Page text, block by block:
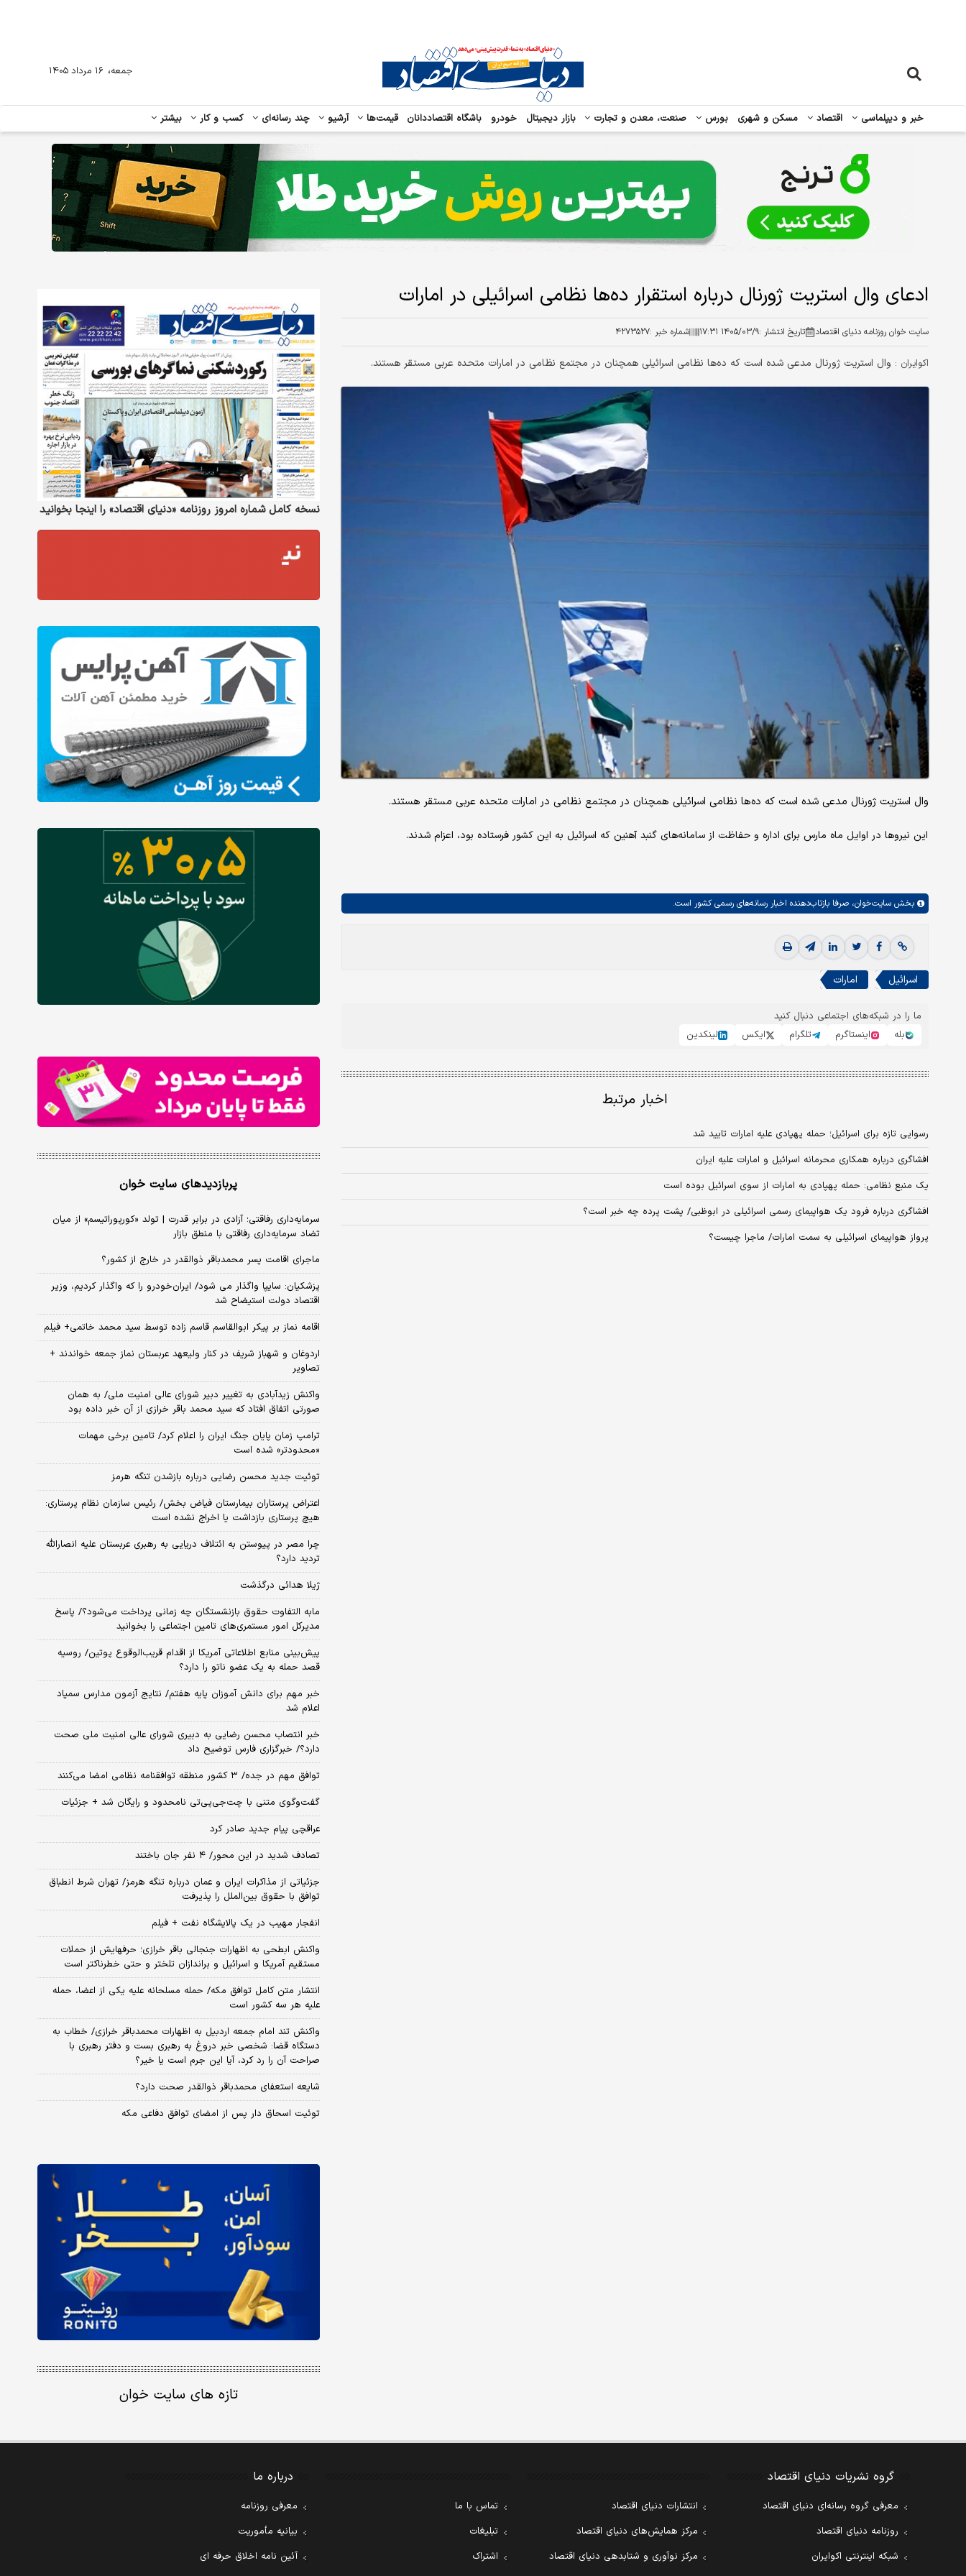
خبر و دیپلماسی اقتصاد مسکن و شهری بورس صنعت، معدن و تجارت بازار دیجیتال خودرو باشگاه اقتصاددانان قیمت‌ها آرشیو چند رسانه‌ای کسب و کار بیشتر
جمعه، ۱۶ مرداد ۱۴۰۵
ادعای وال استریت ژورنال درباره استقرار ده‌ها نظامی اسرائیلی در امارات
سایت خوان روزنامه دنیای اقتصاد تاریخ انتشار :۱۴۰۵/۰۳/۹ ۱۷:۳۱ شماره خبر :۴۲۷۳۵۲۷
اکوایران : وال استریت ژورنال مدعی شده است که ده‌ها نظامی اسرائیلی همچنان در مجتمع نظامی در امارات متحده عربی مستقر هستند.
وال استریت ژورنال مدعی شده است که ده‌ها نظامی اسرائیلی همچنان در مجتمع نظامی در امارات متحده عربی مستقر هستند.
این نیروها در اوایل ماه مارس برای اداره و حفاظت از سامانه‌های گنبد آهنین که اسرائیل به این کشور فرستاده بود، اعزام شدند.
بخش سایت‌خوان، صرفا بازتاب‌دهنده اخبار رسانه‌های رسمی کشور است.
اسرائیل امارات
ما را در شبکه‌های اجتماعی دنبال کنید
بله
اینستاگرم تلگرام ایکس لینکدین
اخبار مرتبط
رسوایی تازه برای اسرائیل؛ حمله پهپادی علیه امارات تایید شد
افشاگری درباره همکاری محرمانه اسرائیل و امارات علیه ایران
یک منبع نظامی: حمله پهپادی به امارات از سوی اسرائیل بوده است
افشاگری درباره فرود یک هواپیمای رسمی اسرائیلی در ابوظبی/ پشت پرده چه خبر است؟
پرواز هواپیمای اسرائیلی به سمت امارات/ ماجرا چیست؟
نسخه کامل شماره امروز روزنامه «دنیای‌ اقتصاد» را اینجا بخوانید
پربازدیدهای سایت خوان
سرمایه‌داری رفاقتی؛ آزادی در برابر قدرت | تولد «کورپوراتیسم» از میان
تضاد سرمایه‌داری رفاقتی با منطق بازار
ماجرای اقامت پسر محمدباقر ذوالقدر در خارج از کشور؟
پزشکیان: سایپا واگذار می شود/ ایران‌خودرو را که واگذار کردیم، وزیر
اقتصاد دولت استیضاح شد
اقامه نماز بر پیکر ابوالقاسم قاسم زاده توسط سید محمد خاتمی+ فیلم
اردوغان و شهباز شریف در کنار ولیعهد عربستان نماز جمعه خواندند +
تصاویر
واکنش زیدآبادی به تغییر دبیر شورای عالی امنیت ملی/ به همان
صورتی اتفاق افتاد که سید محمد باقر خرازی از آن خبر داده بود
ترامپ زمان پایان جنگ ایران را اعلام کرد/ تامین برخی مهمات
«محدودتر» شده است
توئیت جدید محسن رضایی درباره بازشدن تنگه هرمز
اعتراض پرستاران بیمارستان فیاض بخش/ رئیس سازمان نظام پرستاری:
هیچ پرستاری بازداشت یا اخراج نشده است
چرا مصر در پیوستن به ائتلاف دریایی به رهبری عربستان علیه انصارالله
تردید دارد؟
ژیلا هدائی درگذشت
مابه التفاوت حقوق بازنشستگان چه زمانی پرداخت می‌شود؟/ پاسخ
مدیرکل امور مستمری‌های تامین اجتماعی را بخوانید
پیش‌بینی منابع اطلاعاتی آمریکا از اقدام قریب‌الوقوع پوتین/ روسیه
قصد حمله به یک عضو ناتو را دارد؟
خبر مهم برای دانش آموزان پایه هفتم/ نتایج آزمون مدارس سمپاد
اعلام شد
خبر انتصاب محسن رضایی به دبیری شورای عالی امنیت ملی صحت
دارد؟/ خبرگزاری فارس توضیح داد
توافق مهم در جده/ ۳ کشور منطقه توافقنامه نظامی امضا می‌کنند
گفت‌وگوی متنی با چت‌جی‌پی‌تی نامحدود و رایگان شد + جزئیات
عراقچی پیام جدید صادر کرد
تصادف شدید در این محور/ ۴ نفر جان باختند
جزئیاتی از مذاکرات ایران و عمان درباره تنگه هرمز/ تهران شرط انطباق
توافق با حقوق بین‌الملل را پذیرفت
انفجار مهیب در یک پالایشگاه نفت + فیلم
واکنش ابطحی به اظهارات جنجالی باقر خرازی؛ حرفهایش از حملات
مستقیم آمریکا و اسرائیل و براندازان تلختر و حتی خطرناکتر است
انتشار متن کامل توافق مکه/ حمله مسلحانه علیه یکی از اعضا، حمله
علیه هر سه کشور است
واکنش تند امام جمعه اردبیل به اظهارات محمدباقر خرازی/ خطاب به
دستگاه قضا: شخصی خبر دروغ به رهبری بست و دفتر رهبری با
صراحت آن را رد کرد، آیا این جرم است یا خیر؟
شایعه استعفای محمدباقر ذوالقدر صحت دارد؟
توئیت اسحاق دار پس از امضای توافق دفاعی مکه
تازه های سایت خوان
گروه نشریات دنیای اقتصاد
معرفی گروه رسانه‌ای دنیای اقتصاد
روزنامه دنیای اقتصاد
شبکه اینترنتی اکوایران
انتشارات دنیای اقتصاد
مرکز همایش‌های دنیای اقتصاد
مرکز نوآوری و شتابدهی دنیای اقتصاد
تماس با ما
تبلیغات
اشتراک
درباره ما
معرفی روزنامه
بیانیه مأموریت
آئین نامه اخلاق حرفه ای